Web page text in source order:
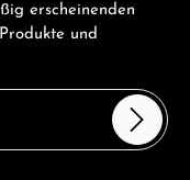
erscheinenden
und